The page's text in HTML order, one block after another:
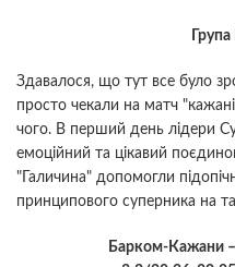
Здавалося, що тут все було
просто чекали на матч
чого. В перший день лідери
емоційний та цікавий
"Галичина" допомогли
принципового суперника на
Барком-Кажани